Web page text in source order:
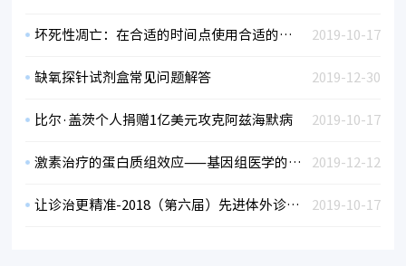
2019-10-17
坏死性凋亡：在合适的时间点使用合适的检测
2019-12-30
缺氧探针试剂盒常见问题解答
2019-10-17
比尔·盖茨个人捐赠1亿美元攻克阿兹海默病
2019-12-12
激素治疗的蛋白质组效应——基因组医学的新研究
2019-10-17
让诊治更精准-2018（第六届）先进体外诊断行业峰会